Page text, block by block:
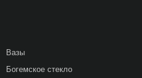
Вазы
Богемское стекло